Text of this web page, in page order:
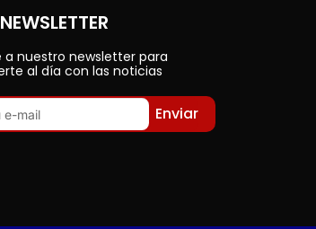
NEWSLETTER
a nuestro newsletter para
al día con las noticias
Enviar